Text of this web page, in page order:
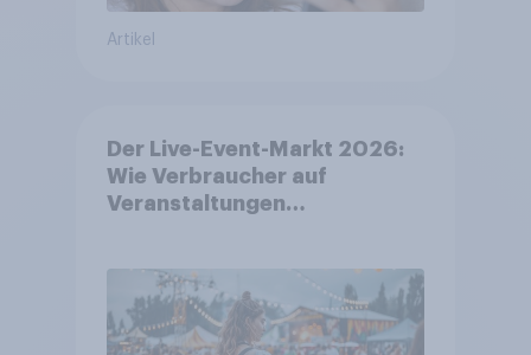
Artikel
Der Live-Event-Markt 2026:
Wie Verbraucher auf
Veranstaltungen